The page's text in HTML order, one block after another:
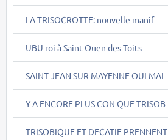
LA TRISOCROTTE: nouvelle manif
UBU roi à Saint Ouen des Toits
SAINT JEAN SUR MAYENNE OUI MAI
Y A ENCORE PLUS CON QUE TRISOB
TRISOBIQUE ET DECATIE PRENNENT